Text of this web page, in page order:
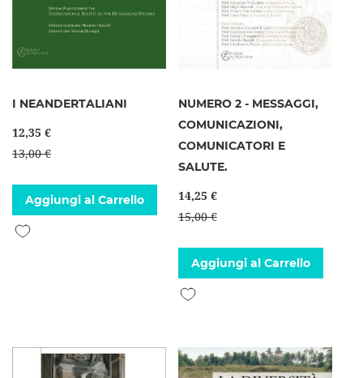
I NEANDERTALIANI
12,35 €
13,00 €
Aggiungi al Carrello
Aggiungi alla lista desideri
NUMERO 2 - MESSAGGI,
COMUNICAZIONI,
COMUNICATORI E
SALUTE.
14,25 €
15,00 €
Aggiungi al Carrello
Aggiungi alla lista desideri